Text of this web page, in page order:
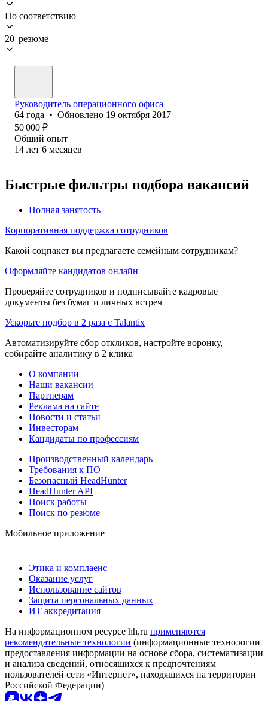
По соответствию
20 резюме
Руководитель операционного офиса
64 года • Обновлено 19 октября 2017
50 000 ₽
Общий опыт
14 лет 6 месяцев
Быстрые фильтры подбора вакансий
Полная занятость
Корпоративная поддержка сотрудников
Какой соцпакет вы предлагаете семейным сотрудникам?
Оформляйте кандидатов онлайн
Проверяйте сотрудников и подписывайте кадровые
документы без бумаг и личных встреч
Ускорьте подбор в 2 раза с Talantix
Автоматизируйте сбор откликов, настройте воронку,
собирайте аналитику в 2 клика
О компании
Наши вакансии
Партнерам
Реклама на сайте
Новости и статьи
Инвесторам
Кандидаты по профессиям
Производственный календарь
Требования к ПО
Безопасный HeadHunter
HeadHunter API
Поиск работы
Поиск по резюме
Мобильное приложение
Этика и комплаенс
Оказание услуг
Использование сайтов
Защита персональных данных
ИТ аккредитация
На информационном ресурсе hh.ru применяются
рекомендательные технологии (информационные технологии
предоставления информации на основе сбора, систематизации
и анализа сведений, относящихся к предпочтениям
пользователей сети «Интернет», находящихся на территории
Российской Федерации)